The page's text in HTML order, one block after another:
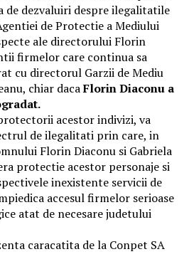
de dezvaluiri despre ilegalitatile
de Protectie a Mediului
ale directorului Florin
firmelor care continua sa
cu directorul Garzii de Mediu
chiar dacaFlorin Diaconu a
acestor indivizi, va
de ilegalitati prin care, in
Florin Diaconu si Gabriela
protectie acestor personaje si
inexistente servicii de
accesul firmelor serioase
atat de necesare judetului
caracatita de la Conpet SA